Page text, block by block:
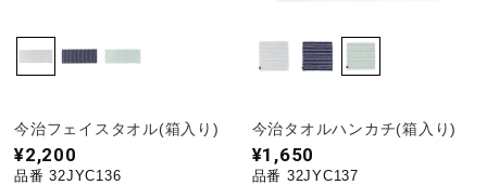
今治フェイスタオル(箱入り)
¥2,200
品番 32JYC136
今治タオルハンカチ(箱入り)
¥1,650
品番 32JYC137